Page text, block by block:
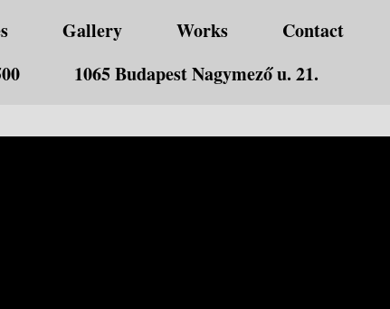
Gallery Works
Contact
1065 Budapest Nagymező u. 21.